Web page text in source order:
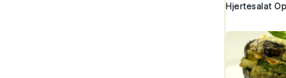
Hjertesalat